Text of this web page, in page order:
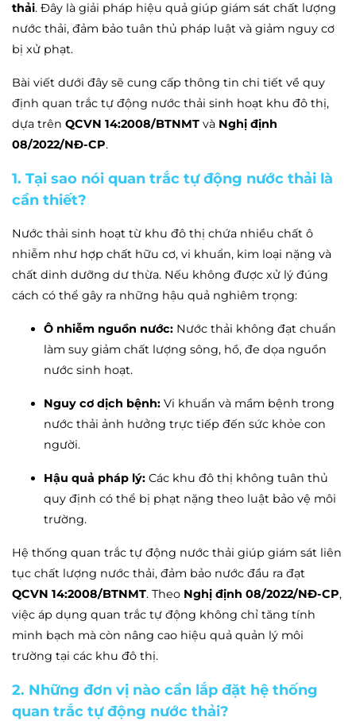
thải. Đây là giải pháp hiệu quả giúp giám sát chất lượng
nước thải, đảm bảo tuân thủ pháp luật và giảm nguy cơ
bị xử phạt.
Bài viết dưới đây sẽ cung cấp thông tin chi tiết về quy
định quan trắc tự động nước thải sinh hoạt khu đô thị,
dựa trên QCVN 14:2008/BTNMT và Nghị định
08/2022/NĐ-CP.
1. Tại sao nói quan trắc tự động nước thải là
cần thiết?
Nước thải sinh hoạt từ khu đô thị chứa nhiều chất ô
nhiễm như hợp chất hữu cơ, vi khuẩn, kim loại nặng và
chất dinh dưỡng dư thừa. Nếu không được xử lý đúng
cách có thể gây ra những hậu quả nghiêm trọng:
Ô nhiễm nguồn nước: Nước thải không đạt chuẩn
làm suy giảm chất lượng sông, hồ, đe dọa nguồn
nước sinh hoạt.
Nguy cơ dịch bệnh: Vi khuẩn và mầm bệnh trong
nước thải ảnh hưởng trực tiếp đến sức khỏe con
người.
Hậu quả pháp lý: Các khu đô thị không tuân thủ
quy định có thể bị phạt nặng theo luật bảo vệ môi
trường.
Hệ thống quan trắc tự động nước thải giúp giám sát liên
tục chất lượng nước thải, đảm bảo nước đầu ra đạt
QCVN 14:2008/BTNMT. Theo Nghị định 08/2022/NĐ-CP,
việc áp dụng quan trắc tự động không chỉ tăng tính
minh bạch mà còn nâng cao hiệu quả quản lý môi
trường tại các khu đô thị.
2. Những đơn vị nào cần lắp đặt hệ thống
quan trắc tự động nước thải?